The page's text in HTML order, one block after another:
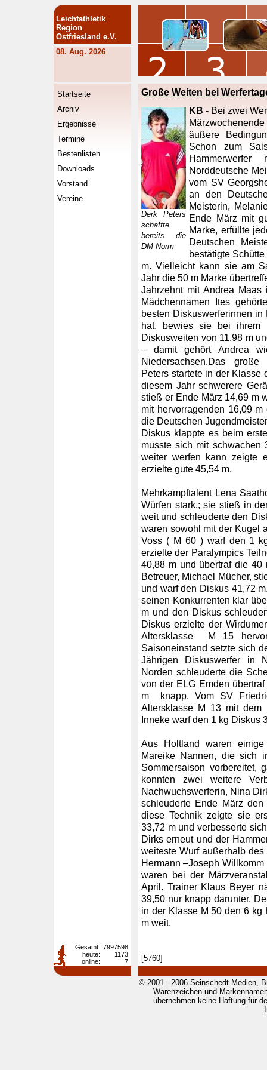
Leichtathletik
Region
Ostfriesland e.V.
08. Aug. 2026
Startseite
Archiv
Ergebnisse
Termine
Bestenlisten
Downloads
Vorstand
Vereine
Große Weiten bei
Derk Peters
schaffte
bereits die
DM-Norm
KB - Bei zwei
äußere
Schon zum
Norddeutsche
vom SV
an den
Meisterin,
Ende März mit
Marke, erfüllte
Deutschen
bestätigte
m. Vielleicht kann sie am
Jahr die 50 m Marke
Jahrzehnt mit Andrea
Mädchennamen Ites
besten Diskuswerferinnen
hat, bewies sie bei ihrem
Diskusweiten von 11,98 m
– damit gehört Andrea
Niedersachsen.Das
Peters startete in der Klasse
diesem Jahr schwerere
stieß er Ende März 14,69 m
mit hervorragenden 16,09
die Deutschen
Diskus klappte es beim
musste sich mit schwachen
weiter werfen kann zeigte
erzielte gute 45,54 m.
Mehrkampftalent Lena
Würfen stark.; sie stieß in
weit und schleuderte den
waren sowohl mit der Kugel
Voss ( M 60 ) warf den 1
erzielte der Paralympics
40,88 m und übertraf die 40
Betreuer, Michael Mücher,
und warf den Diskus 41,72
seinen Konkurrenten klar
m und den Diskus
Diskus erzielte der
Altersklasse M 15
Saisoneinstand setzte sich
Jährigen Diskuswerfer in
Norden schleuderte die
von der ELG Emden
m knapp. Vom SV
Altersklasse M 13 mit
Inneke warf den 1 kg Diskus
Aus Holtland waren einige
Mareike Nannen, die sich
Sommersaison
konnten zwei weitere
Nachwuchswerferin, Nina
schleuderte Ende März
diese Technik zeigte sie
33,72 m und verbesserte
Dirks erneut und der
weiteste Wurf außerhalb
Hermann –Joseph
waren bei der
April. Trainer Klaus Beyer
39,50 nur knapp darunter.
in der Klasse M 50 den 6 kg
m weit.
[5760]
Gesamt: 7997598
heute:
1173
online:
7
© 2001 - 2006 Seinschedt Medien,
Warenzeichen und
übernehmen keine Haftung für